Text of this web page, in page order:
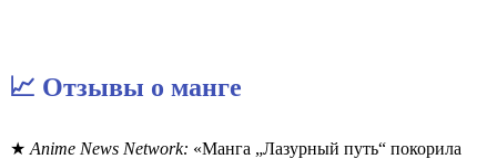
📈 Отзывы о манге
Anime News Network: «Манга „Лазурный путь“ покорила